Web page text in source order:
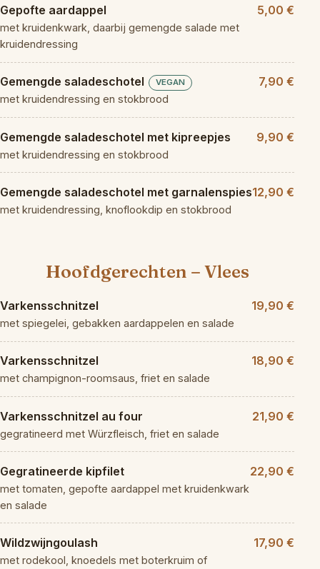
Gepofte aardappel
met kruidenkwark, daarbij gemengde salade met
kruidendressing
5,00 €
Gemengde saladeschotel VEGAN
met kruidendressing en stokbrood
7,90 €
Gemengde saladeschotel met kipreepjes
met kruidendressing en stokbrood
9,90 €
Gemengde saladeschotel met garnalenspies
met kruidendressing, knoflookdip en stokbrood
12,90 €
Hoofdgerechten – Vlees
Varkensschnitzel
met spiegelei, gebakken aardappelen en salade
19,90 €
Varkensschnitzel
met champignon-roomsaus, friet en salade
18,90 €
Varkensschnitzel au four
gegratineerd met Würzfleisch, friet en salade
21,90 €
Gegratineerde kipfilet
met tomaten, gepofte aardappel met kruidenkwark
en salade
22,90 €
Wildzwijngoulash
met rodekool, knoedels met boterkruim of
17,90 €